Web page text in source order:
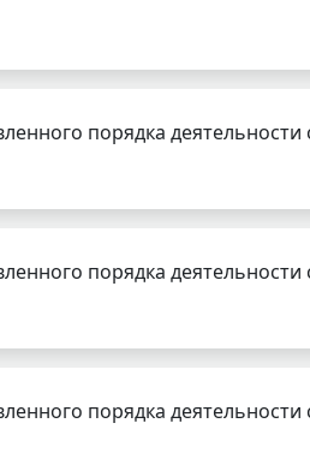
порядка деятельности
порядка деятельности
порядка деятельности